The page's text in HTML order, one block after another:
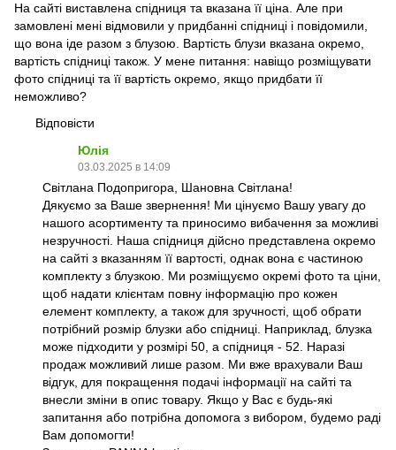
На сайті виставлена спідниця та вказана її ціна. Але при
замовлені мені відмовили у придбанні спідниці і повідомили,
що вона іде разом з блузою. Вартість блузи вказана окремо,
вартість спідниці також. У мене питання: навіщо розміщувати
фото спідниці та її вартість окремо, якщо придбати її
неможливо?
Відповісти
Юлія
03.03.2025 в 14:09
Світлана Подопригора, Шановна Світлана!
Дякуємо за Ваше звернення! Ми цінуємо Вашу увагу до
нашого асортименту та приносимо вибачення за можливі
незручності. Наша спідниця дійсно представлена окремо
на сайті з вказанням її вартості, однак вона є частиною
комплекту з блузкою. Ми розміщуємо окремі фото та ціни,
щоб надати клієнтам повну інформацію про кожен
елемент комплекту, а також для зручності, щоб обрати
потрібний розмір блузки або спідниці. Наприклад, блузка
може підходити у розмірі 50, а спідниця - 52. Наразі
продаж можливий лише разом. Ми вже врахували Ваш
відгук, для покращення подачі інформації на сайті та
внесли зміни в опис товару. Якщо у Вас є будь-які
запитання або потрібна допомога з вибором, будемо раді
Вам допомогти!